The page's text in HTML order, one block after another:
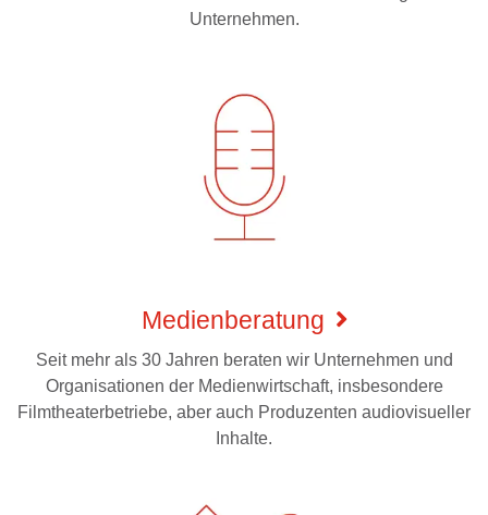
Unternehmen.
Medienberatung
Seit mehr als 30 Jahren beraten wir Unternehmen und
Organisationen der Medienwirtschaft, insbesondere
Filmtheaterbetriebe, aber auch Produzenten audiovisueller
Inhalte.